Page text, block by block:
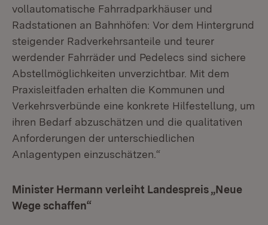
vollautomatische Fahrradparkhäuser und
Radstationen an Bahnhöfen: Vor dem Hintergrund
steigender Radverkehrsanteile und teurer
werdender Fahrräder und Pedelecs sind sichere
Abstellmöglichkeiten unverzichtbar. Mit dem
Praxisleitfaden erhalten die Kommunen und
Verkehrsverbünde eine konkrete Hilfestellung, um
ihren Bedarf abzuschätzen und die qualitativen
Anforderungen der unterschiedlichen
Anlagentypen einzuschätzen.“
Minister Hermann verleiht Landespreis „Neue
Wege schaffen“